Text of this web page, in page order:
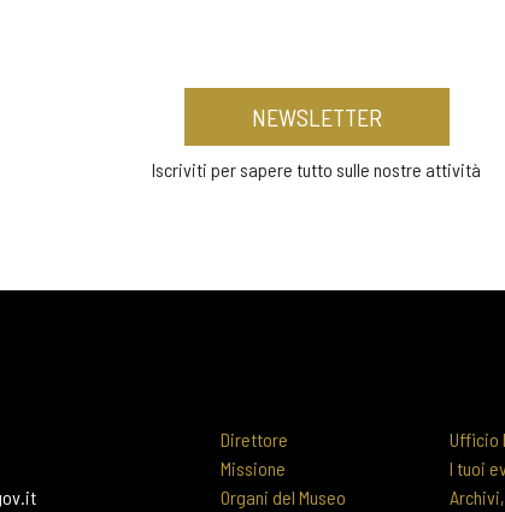
NEWSLETTER
Iscriviti per sapere tutto sulle nostre attività
Direttore
Missione
Organi del Museo
Ufficio
I tuoi